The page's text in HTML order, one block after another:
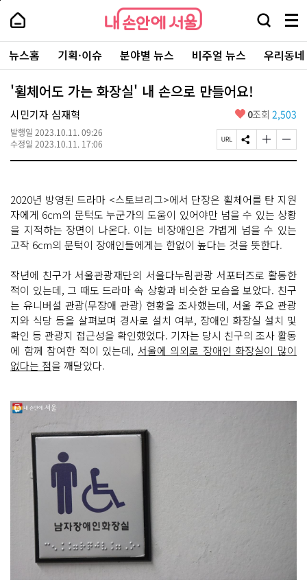
본
로
가
내
손
안
에
서
울
-
서
울
시
대
표
소
털
내
손
에
울
검
창
열
기
메
뉴
전
체
보
주
요
서
뉴스홈 기획·이슈 분야별 뉴스 비주얼 뉴스 우리동
'휠체어도 가는 화장실' 내 손으로 만들어요!
시민기자 심재혁
발행일 2023.10.11. 09:26
수정일 2023.10.11. 17:06
좋
요
0조회 2,503
페
이
R
L
복
사
S
N
유
하
기
글
자
크
게
변
경
하
기
글
자
작
게
변
경
하
2020년 방영된 드라마 <스토브리그>에서 단장은 휠체어를 탄 지원
자에게 6cm의 문턱도 누군가의 도움이 있어야만 넘을 수 있는 상황
을 지적하는 장면이 나온다. 이는 비장애인은 가볍게 넘을 수 있는
고작 6cm의 문턱이 장애인들에게는 한없이 높다는 것을 뜻한다.
작년에 친구가 서울관광재단의 서울다누림관광 서포터즈로 활동한
적이 있는데, 그 때도 드라마 속 상황과 비슷한 모습을 보았다. 친구
는 유니버설 관광(무장애 관광) 현황을 조사했는데, 서울 주요 관광
지와 식당 등을 살펴보며 경사로 설치 여부, 장애인 화장실 설치 및
확인 등 관광지 접근성을 확인했었다. 기자는 당시 친구의 조사 활동
에 함께 참여한 적이 있는데, 서울에 의외로 장애인 화장실이 많이
없다는 점을 깨달았다.
페
상
단
로